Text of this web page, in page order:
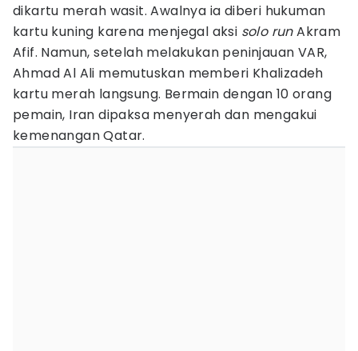
dikartu merah wasit. Awalnya ia diberi hukuman
kartu kuning karena menjegal aksi solo runAkram
Afif. Namun, setelah melakukan peninjauan VAR,
Ahmad Al Ali memutuskan memberi Khalizadeh
kartu merah langsung. Bermain dengan 10 orang
pemain, Iran dipaksa menyerah dan mengakui
kemenangan Qatar.